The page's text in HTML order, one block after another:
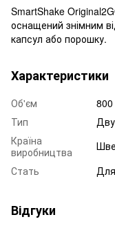
SmartShake
оснащений знімним
капсул або порошку.
Характеристики
Об'єм
Тип
Країна
виробництва
Стать
Відгуки